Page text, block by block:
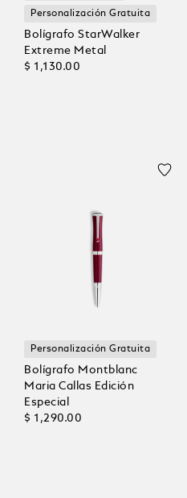
Personalización Gratuita
Bolígrafo StarWalker
Extreme Metal
$ 1,130.00
Personalización Gratuita
Bolígrafo Montblanc
Maria Callas Edición
Especial
$ 1,290.00